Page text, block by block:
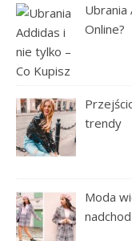
Ubrania
Online?
trendy
Moda